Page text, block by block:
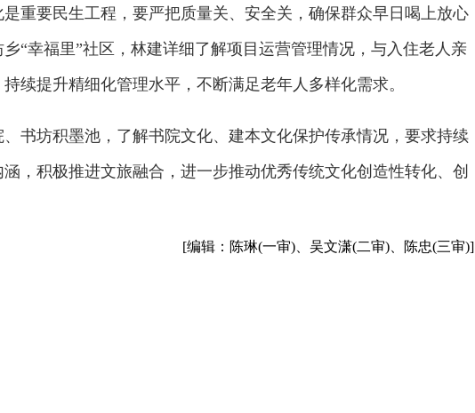
重要民生工程，要严把质量关、安全关，确保群众早日喝上放心
“幸福里”社区，林建详细了解项目运营管理情况，与入住老人亲
续提升精细化管理水平，不断满足老年人多样化需求。
书坊积墨池，了解书院文化、建本文化保护传承情况，要求持续
，积极推进文旅融合，进一步推动优秀传统文化创造性转化、创
[编辑：陈琳(一审)、吴文潇(二审)、陈忠(三审)]